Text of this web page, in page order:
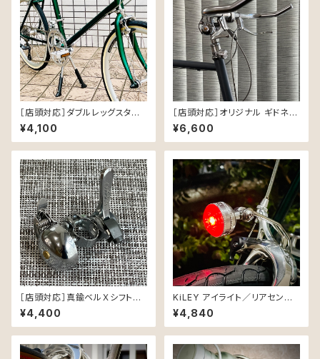
［店頭対応］ダブルレッグスタン
ド for BILLION
¥4,100
［店頭対応］オリジナル ギドネッ
トレバー＆ブルホーンバー セット
¥6,600
［店頭対応］真鍮ベルＸシフトレ
バー
¥4,400
KiLEY アイライト／リアセンタ
ー
¥4,840